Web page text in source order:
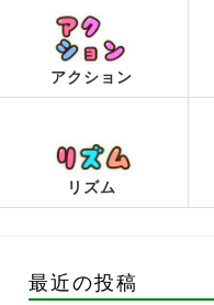
アクション
リズム
最近の投稿